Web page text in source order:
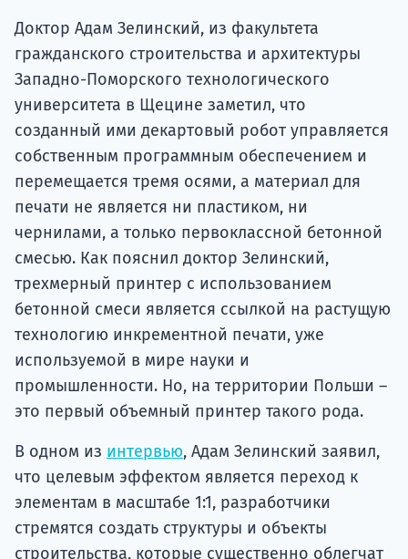
Доктор Адам Зелинский, из факультета
гражданского строительства и архитектуры
Западно-Поморского технологического
университета в Щецине заметил, что
созданный ими декартовый робот управляется
собственным программным обеспечением и
перемещается тремя осями, а материал для
печати не является ни пластиком, ни
чернилами, а только первоклассной бетонной
смесью. Как пояснил доктор Зелинский,
трехмерный принтер с использованием
бетонной смеси является ссылкой на растущую
технологию инкрементной печати, уже
используемой в мире науки и
промышленности. Но, на территории Польши –
это первый объемный принтер такого рода.
В одном из интервью, Адам Зелинский заявил,
что целевым эффектом является переход к
элементам в масштабе 1:1, разработчики
стремятся создать структуры и объекты
строительства, которые существенно облегчат